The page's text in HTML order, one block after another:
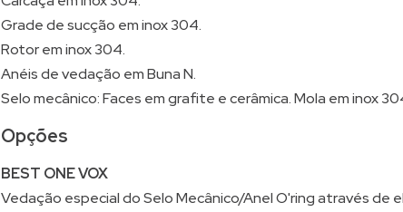
Grade de sucção em inox 304.
Rotor em inox 304.
Anéis de vedação em Buna N.
Selo mecânico: Faces em grafite e cerâmica. Mola em inox
Opções
BEST ONE VOX
Vedação especial do Selo Mecânico/Anel O'ring através de